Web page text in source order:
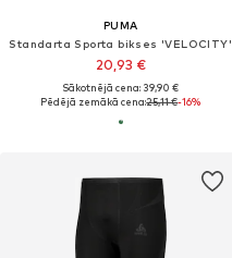
PUMA
Standarta Sporta bikses 'VELOCITY'
20,93 €
Sākotnējā cena: 39,90 €
Pēdējā zemākā cena:25,11 €-16%